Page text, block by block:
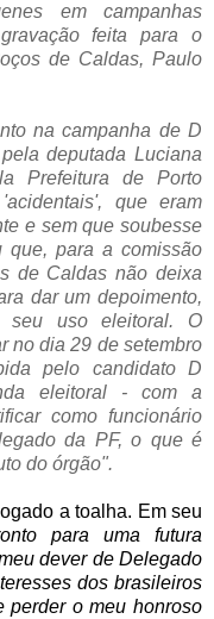
em campanhas
feita para o
de Caldas, Paulo
na campanha de D
deputada Luciana
Prefeitura de Porto
que eram
e sem que soubesse
que, para a comissão
de Caldas não deixa
dar um depoimento,
seu uso eleitoral. O
no dia 29 de setembro
pelo candidato D
eleitoral - com a
como funcionário
da PF, o que é
do órgão".
a toalha. Em seu
para uma futura
dever de Delegado
dos brasileiros
perder o meu honroso